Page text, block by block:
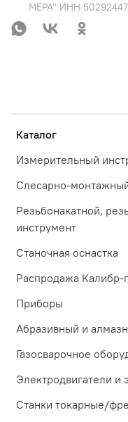
Каталог
Измерительный
Слесарно-
Резьбонакатной,
инструмент
Станочная оснастка
Распродажа Калибр-
Приборы
Абразивный и
Газосварочное
Электродвигатели и
Станки токарные/
МЕРА" ИНН